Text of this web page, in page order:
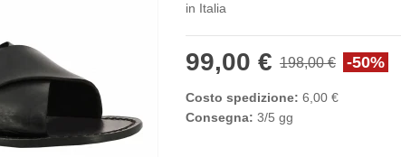
in Italia
99,00 € 198,00 € -50%
Costo spedizione: 6,00 €
Consegna: 3/5 gg